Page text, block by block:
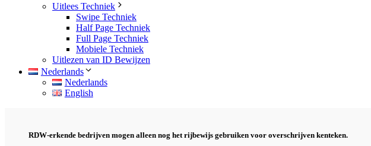
Uitlees Techniek
Swipe Techniek
Half Page Techniek
Full Page Techniek
Mobiele Techniek
Uitlezen van ID Bewijzen
Nederlands
Nederlands
English
RDW-erkende bedrijven mogen alleen nog het rijbewijs gebruiken voor overschrijven kenteken.